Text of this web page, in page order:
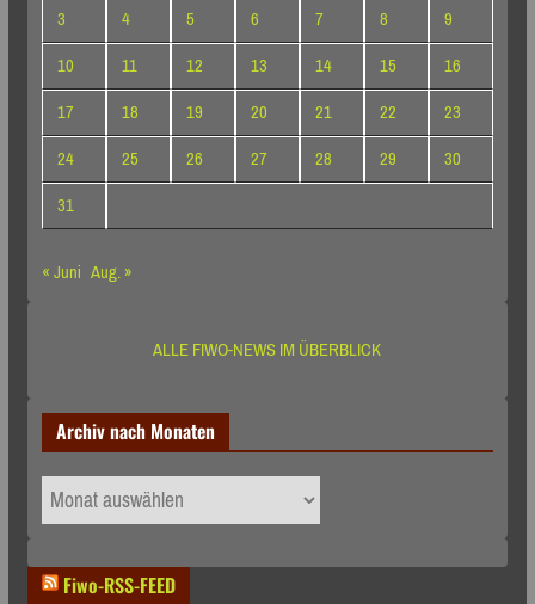
3
4 5 6 7 8
9
10
11 12 13 14 15
16
17
18 19 20 21 22
23
24
25 26 27 28 29
30
31
« Juni Aug. »
ALLE FIWO-NEWS IM ÜBERBLICK
Archiv nach Monaten
Archiv
nach
Fiwo-RSS-FEED